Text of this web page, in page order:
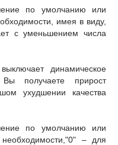
по умолчанию или
имея в виду,
с уменьшением числа
динамическое
получаете прирост
ухудшении качества
по умолчанию или
– для